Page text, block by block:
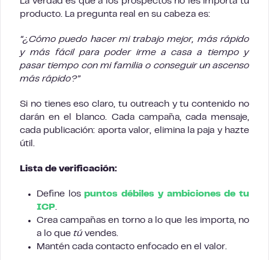
producto. La pregunta real en su cabeza es:
“¿Cómo puedo hacer mi trabajo mejor, más rápido
y más fácil para poder irme a casa a tiempo y
pasar tiempo con mi familia o conseguir un ascenso
más rápido?”
Si no tienes eso claro, tu outreach y tu contenido no
darán en el blanco. Cada campaña, cada mensaje,
cada publicación: aporta valor, elimina la paja y hazte
útil.
Lista de verificación:
Define lospuntos débiles y ambiciones de tu
ICP
Crea campañas en torno a lo que les importa, no
a lo que túvendes.
Mantén cada contacto enfocado en el valor.